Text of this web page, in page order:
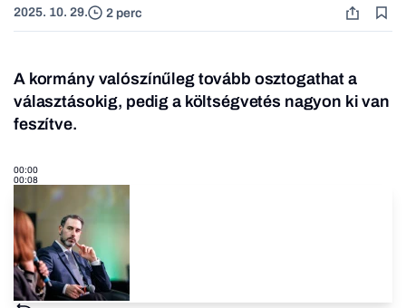
2025. 10. 29. 2 perc
A kormány valószínűleg tovább osztogathat a
választásokig, pedig a költségvetés nagyon ki van
feszítve.
00:00
00:08